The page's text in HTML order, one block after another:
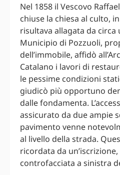
Nel 1858 il Vescovo
chiuse la chiesa al culto,
risultava allagata da circa
Municipio di Pozzuoli,
dell’immobile, affidò
Catalano i lavori di
le pessime condizioni
giudicò più opportuno
dalle fondamenta.
assicurato da due ampie
pavimento venne
al livello della strada.
ricordata da
controfacciata a sinistra